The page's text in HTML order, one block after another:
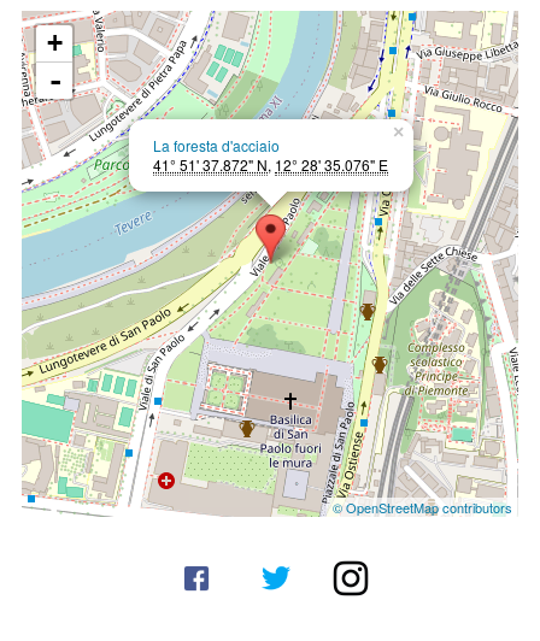
×
La foresta d'acciaio
41° 51' 37.872" N, 12° 28' 35.076" E
+
-
© OpenStreetMap contributors